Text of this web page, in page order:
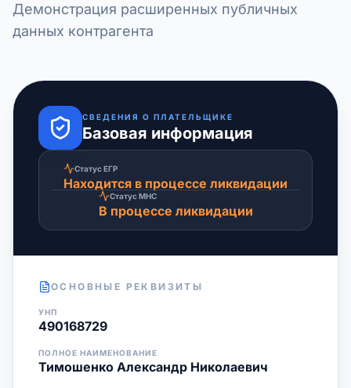
Демонстрация расширенных публичных
данных контрагента
СВЕДЕНИЯ О ПЛАТЕЛЬЩИКЕ
Базовая информация
Статус ЕГР
Находится в процессе ликвидации
Статус МНС
В процессе ликвидации
ОСНОВНЫЕ РЕКВИЗИТЫ
УНП
490168729
ПОЛНОЕ НАИМЕНОВАНИЕ
Тимошенко Александр Николаевич